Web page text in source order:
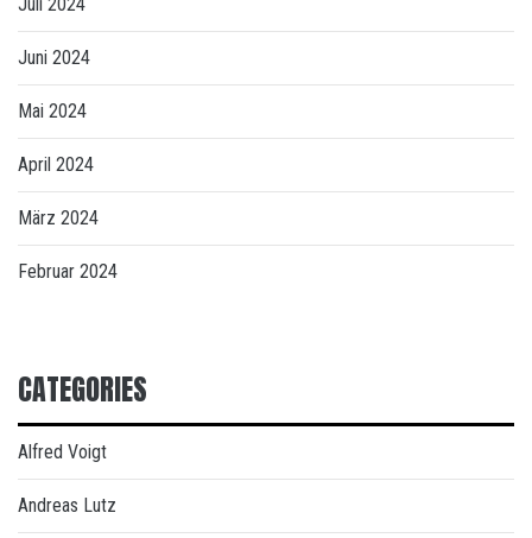
Juni 2024
Mai 2024
April 2024
März 2024
Februar 2024
CATEGORIES
Alfred Voigt
Andreas Lutz